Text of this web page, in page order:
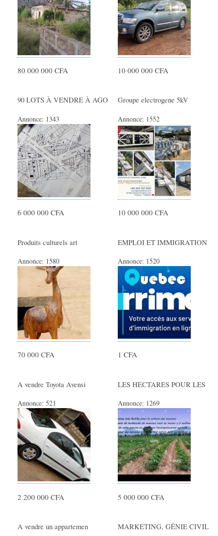
Travaux divers
Covoiturage
Artisants - Dépannage
Déménagements
Evénementiel
Autres services
80 000 000 CFA 10 000 000 CFA
90 LOTS À VENDRE À AGO
Annonce: 1343
6 000 000 CFA
Groupe electrogene 5kV
Annonce: 1552
10 000 000 CFA
Produits culturels art
Annonce: 1580
70 000 CFA
EMPLOI ET IMMIGRATION
Annonce: 1520
1 CFA
A vendre Toyota Avensi
Annonce: 521
2 200 000 CFA
LES HECTARES POUR LES
Annonce: 1269
5 000 000 CFA
A vendre un appartemen MARKETING, GÉNIE CIVIL